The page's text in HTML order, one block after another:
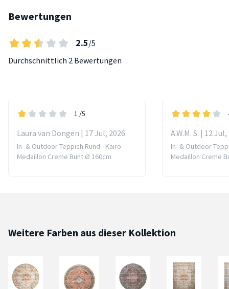
Bewertungen
2.5/5
Durchschnittlich 2 Bewertungen
1 /5
Laura van Dongen | 17 Jul, 2026
In- & Outdoor Teppich Rund - Kairo
Medaillon Creme Bunt Ø 160cm
A.W.M. S. | 12
In- & Outdoor
Medaillon Creme
Weitere Farben aus dieser Kollektion